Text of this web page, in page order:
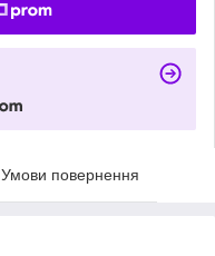
Умови повернення